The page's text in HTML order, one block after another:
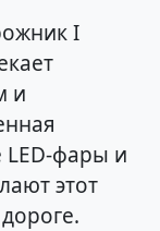
I
и
фары и
этот